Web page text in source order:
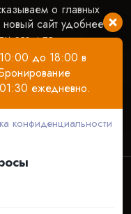
о главных
сайт удобнее
его для
…
до 18:00 в
ежедневно.
конфиденциальности